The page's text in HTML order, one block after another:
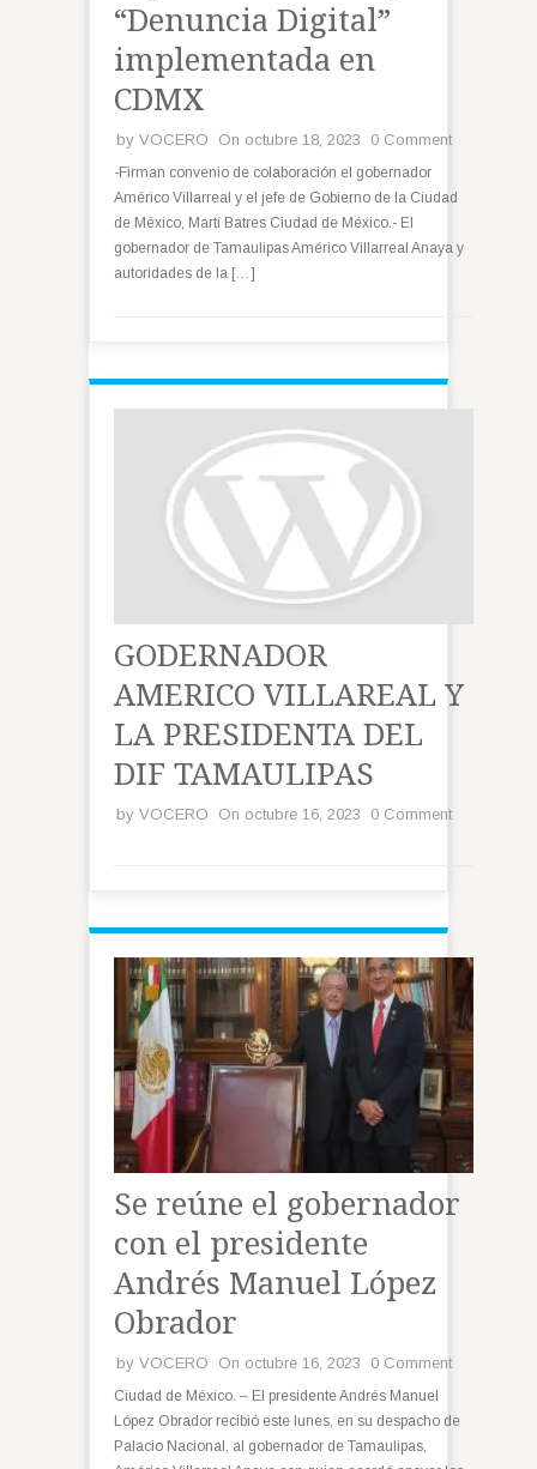
“Denuncia Digital”
implementada en
CDMX
by VOCERO On octubre 18, 2023 0 Comment
-Firman convenio de colaboración el gobernador
Américo Villarreal y el jefe de Gobierno de la Ciudad
de México, Martí Batres Ciudad de México.- El
gobernador de Tamaulipas Américo Villarreal Anaya y
autoridades de la […]
GODERNADOR
AMERICO VILLAREAL Y
LA PRESIDENTA DEL
DIF TAMAULIPAS
by VOCERO On octubre 16, 2023 0 Comment
Se reúne el gobernador
con el presidente
Andrés Manuel López
Obrador
by VOCERO On octubre 16, 2023 0 Comment
Ciudad de México. – El presidente Andrés Manuel
López Obrador recibió este lunes, en su despacho de
Palacio Nacional, al gobernador de Tamaulipas,